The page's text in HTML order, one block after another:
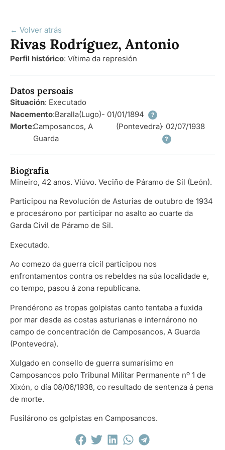
← Volver atrás
Rivas Rodríguez, Antonio
Perfil histórico: Vítima da represión
Datos persoais
Situación: Executado
Nacemento:Baralla(Lugo)- 01/01/1894 ?
Morte:Camposancos, A
Guarda
(Pontevedra)- 02/07/1938
?
Biografía
Mineiro, 42 anos. Viúvo. Veciño de Páramo de Sil (León).
Participou na Revolución de Asturias de outubro de 1934
e procesárono por participar no asalto ao cuarte da
Garda Civil de Páramo de Sil.
Executado.
Ao comezo da guerra cicil participou nos
enfrontamentos contra os rebeldes na súa localidade e,
co tempo, pasou á zona republicana.
Prendérono as tropas golpistas canto tentaba a fuxida
por mar desde as costas asturianas e internárono no
campo de concentración de Camposancos, A Guarda
(Pontevedra).
Xulgado en consello de guerra sumarísimo en
Camposancos polo Tribunal Militar Permanente nº 1 de
Xixón, o día 08/06/1938, co resultado de sentenza á pena
de morte.
Fusilárono os golpistas en Camposancos.